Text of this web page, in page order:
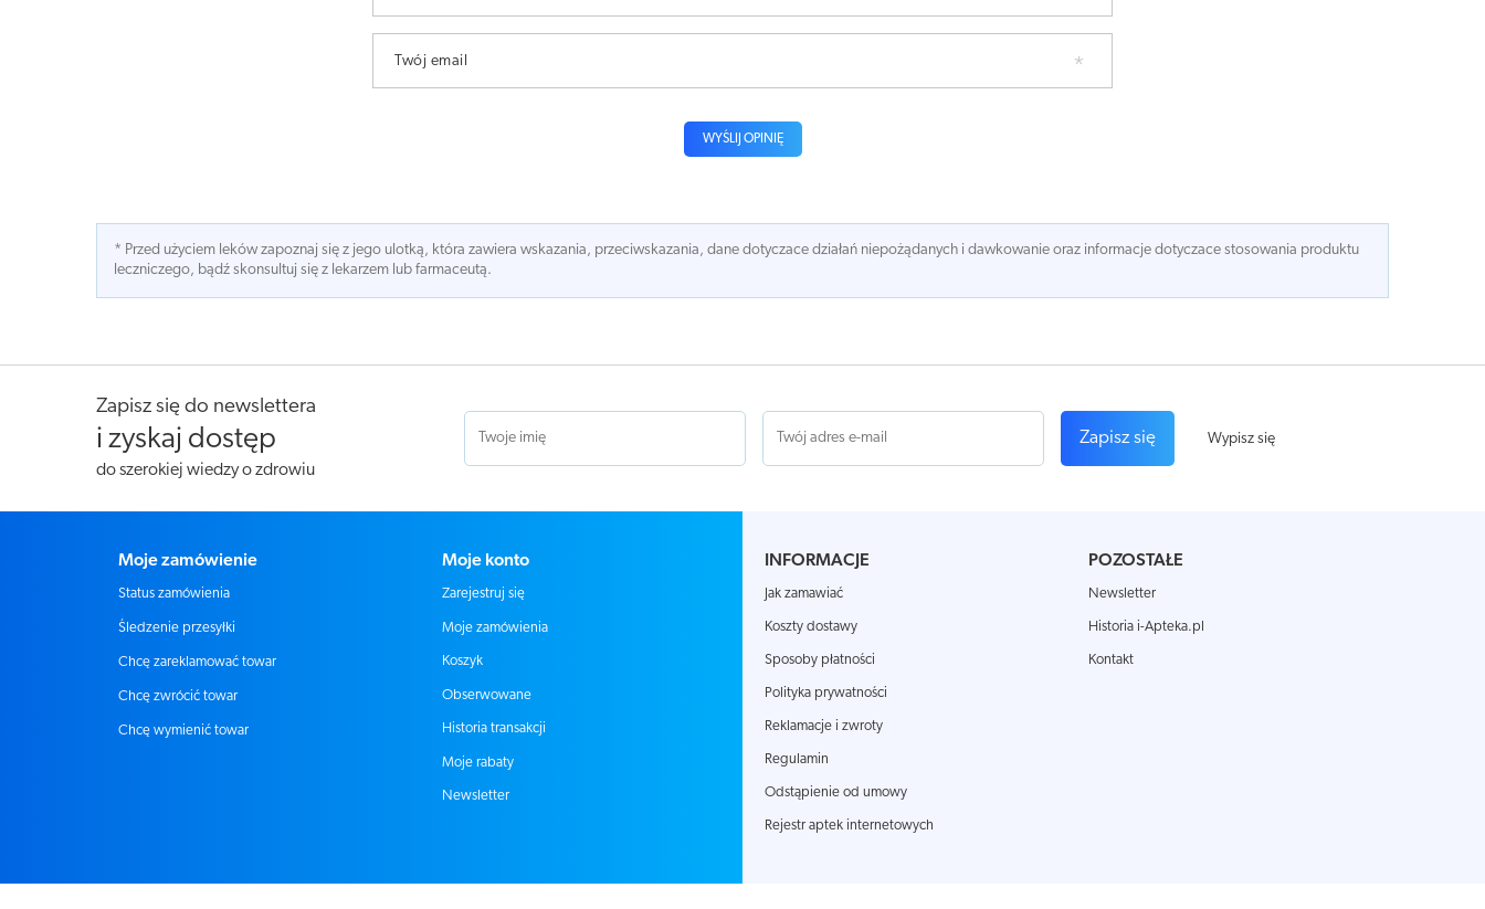
Twój email
WYŚLIJ OPINIĘ
* Przed użyciem leków zapoznaj się z jego ulotką, która zawiera wskazania, przeciwskazania, dane dotyczace działań niepożądanych i dawkowanie oraz informacje dotyczace stosowania produktu
leczniczego, bądź skonsultuj się z lekarzem lub farmaceutą.
Zapisz się do newslettera
i zyskaj dostęp
do szerokiej wiedzy o zdrowiu
Zapisz się Wypisz się
Moje zamówienie
Status zamówienia
Śledzenie przesyłki
Chcę zareklamować towar
Chcę zwrócić towar
Chcę wymienić towar
Moje konto
Zarejestruj się
Moje zamówienia
Koszyk
Obserwowane
Historia transakcji
Moje rabaty
Newsletter
INFORMACJE
Jak zamawiać
Koszty dostawy
Sposoby płatności
Polityka prywatności
Reklamacje i zwroty
Regulamin
Odstąpienie od umowy
Rejestr aptek internetowych
POZOSTAŁE
Newsletter
Historia i-Apteka.pl
Kontakt